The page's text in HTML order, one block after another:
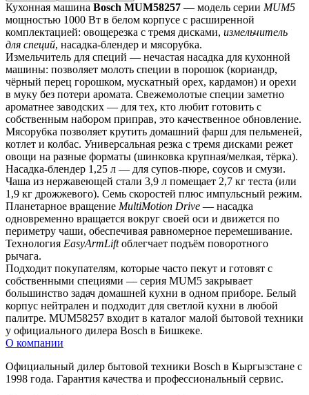
Кухонная машина Bosch MUM58257 — модель серии MUM5
мощностью 1000 Вт в белом корпусе с расширенной
комплектацией: овощерезка с тремя дисками, измельчитель
для специй, насадка-блендер и мясорубка.
Измельчитель для специй — нечастая насадка для кухонной
машины: позволяет молоть специи в порошок (кориандр,
чёрный перец горошком, мускатный орех, кардамон) и орехи
в муку без потери аромата. Свежемолотые специи заметно
ароматнее заводских — для тех, кто любит готовить с
собственным набором приправ, это качественное обновление.
Мясорубка позволяет крутить домашний фарш для пельменей,
котлет и колбас. Универсальная резка с тремя дисками режет
овощи на разные форматы (шинковка крупная/мелкая, тёрка).
Насадка-блендер 1,25 л — для супов-пюре, соусов и смузи.
Чаша из нержавеющей стали 3,9 л помещает 2,7 кг теста (или
1,9 кг дрожжевого). Семь скоростей плюс импульсный режим.
Планетарное вращение MultiMotion Drive — насадка
одновременно вращается вокруг своей оси и движется по
периметру чаши, обеспечивая равномерное перемешивание.
Технология EasyArmLift облегчает подъём поворотного
рычага.
Подходит покупателям, которые часто пекут и готовят с
собственными специями — серия MUM5 закрывает
большинство задач домашней кухни в одном приборе. Белый
корпус нейтрален и подходит для светлой кухни в любой
палитре. MUM58257 входит в каталог малой бытовой техники
у официального дилера Bosch в Бишкеке.
О компании
Официальный дилер бытовой техники Bosch в Кыргызстане с
1998 года. Гарантия качества и профессиональный сервис.